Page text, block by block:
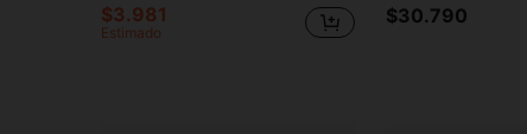
$3.981
Estimado
$30.790